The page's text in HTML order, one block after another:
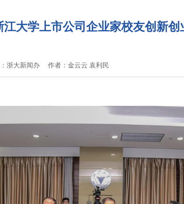
江大学上市公司企业家校友创新创
浙大新闻办 作者： 金云云 袁利民